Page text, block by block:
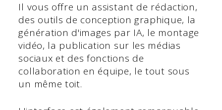
Il vous offre un assistant de rédaction,
des outils de conception graphique, la
génération d'images par IA, le montage
vidéo, la publication sur les médias
sociaux et des fonctions de
collaboration en équipe, le tout sous
un même toit.